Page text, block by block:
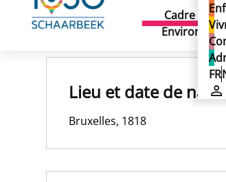
FR
Cadre de
Publié le 22/01/2025
Lieu et date de
Bruxelles, 1818